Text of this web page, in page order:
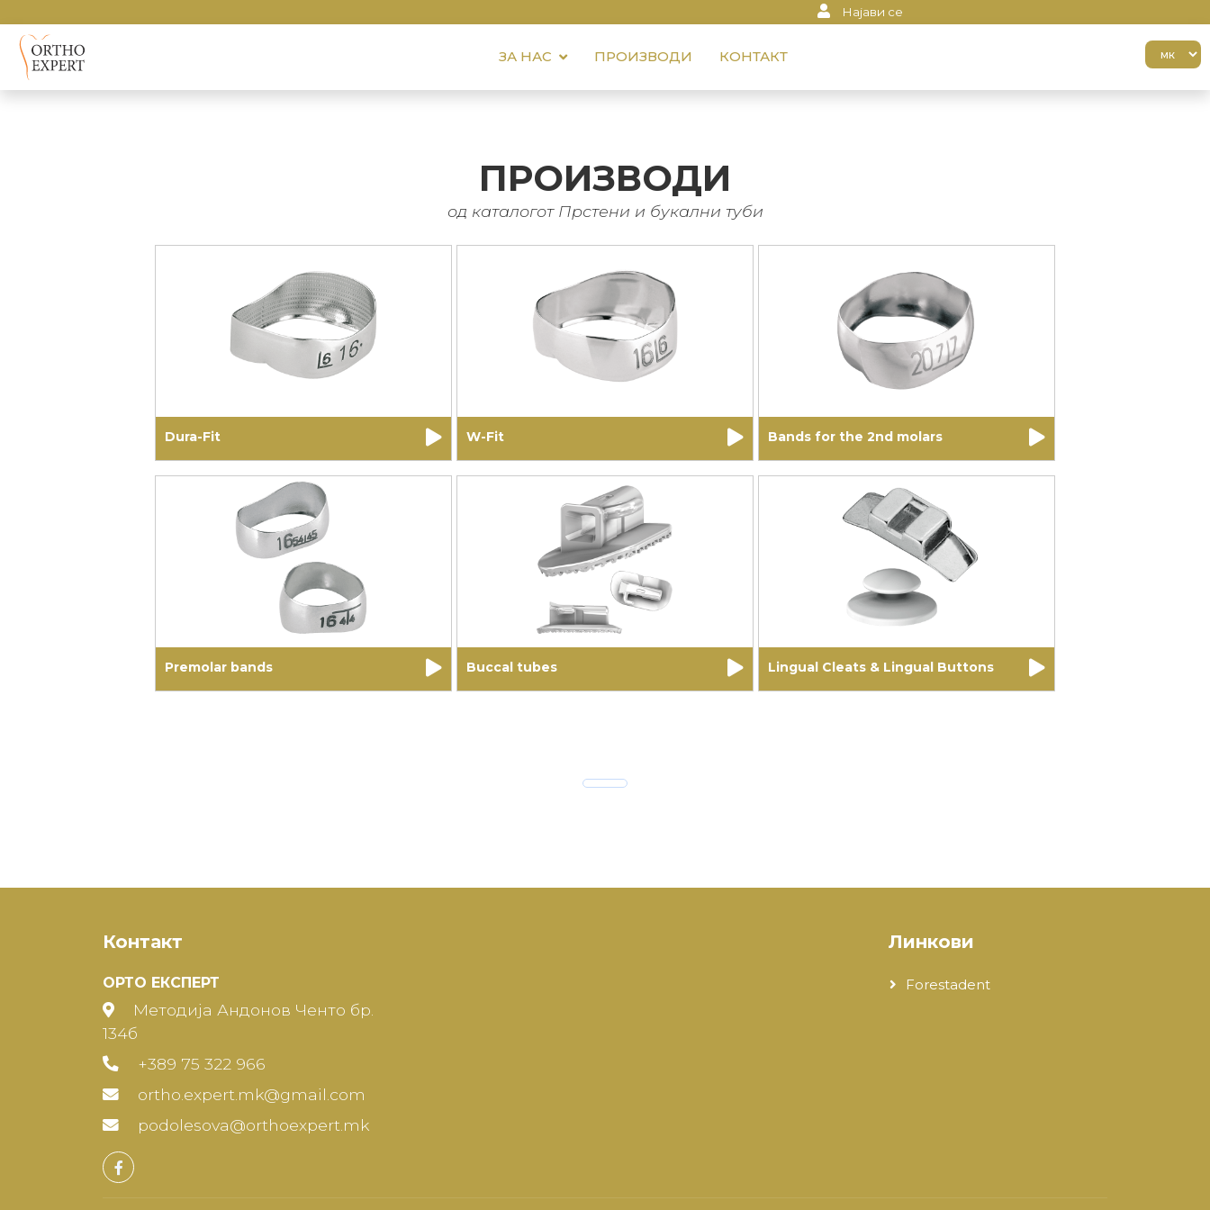
Најави се
ЗА НАС ПРОИЗВОДИ КОНТАКТ
ПРОИЗВОДИ
од каталогот Прстени и букални туби
Dura-Fit W-Fit Bands for the 2nd molars
Premolar bands Buccal tubes Lingual Cleats & Lingual Buttons
Контакт
ОРТО ЕКСПЕРТ
Методија Андонов Ченто бр.
134б
+389 75 322 966
ortho.expert.mk@gmail.com
podolesova@orthoexpert.mk
Линкови
Forestadent